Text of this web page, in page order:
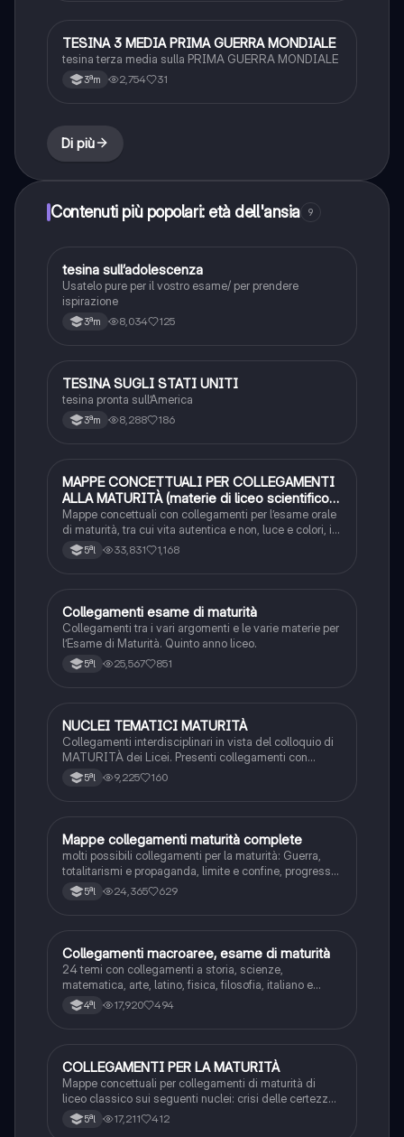
Altro
TESINA 3 MEDIA PRIMA GUERRA MONDIALE
tesina terza media sulla PRIMA GUERRA MONDIALE
3ªm 2,754 31
Di più
Contenuti più popolari: età dell'ansia 9
Altro
tesina sull’adolescenza
Usatelo pure per il vostro esame/ per prendere
ispirazione
3ªm 8,034 125
Altro
TESINA SUGLI STATI UNITI
tesina pronta sull’America
3ªm 8,288 186
Altro
MAPPE CONCETTUALI PER COLLEGAMENTI
ALLA MATURITÀ (materie di liceo scientifico
ma adattabili)
Mappe concettuali con collegamenti per l’esame orale
di maturità, tra cui vita autentica e non, luce e colori, il
tempo, ambiente e natura, angoscia / solitudine /
pessimismo, metamorfosi / evoluzione, totalitarismi, il
5ªl 33,831 1,168
Altro
Collegamenti esame di maturità
Collegamenti tra i vari argomenti e le varie materie per
l’Esame di Maturità. Quinto anno liceo.
5ªl 25,567 851
Altro
NUCLEI TEMATICI MATURITÀ
Collegamenti interdisciplinari in vista del colloquio di
MATURITÀ dei Licei. Presenti collegamenti con
scienze umane.
5ªl 9,225 160
Altro
Mappe collegamenti maturità complete
molti possibili collegamenti per la maturità: Guerra,
totalitarismi e propaganda, limite e confine, progresso,
donna, memoria, tempo, infinito, natura, relativismo
5ªl 24,365 629
Altro
Collegamenti macroaree, esame di maturità
24 temi con collegamenti a storia, scienze,
matematica, arte, latino, fisica, filosofia, italiano e
inglese
4ªl 17,920 494
Metodo di Studio
COLLEGAMENTI PER LA MATURITÀ
Mappe concettuali per collegamenti di maturità di
liceo classico sui seguenti nuclei: crisi delle certezze,
rapporto intellettuale e potere, incontro tra culture,
tempo e memoria, guerra e pace, eros e thanatos,
5ªl 17,211 412